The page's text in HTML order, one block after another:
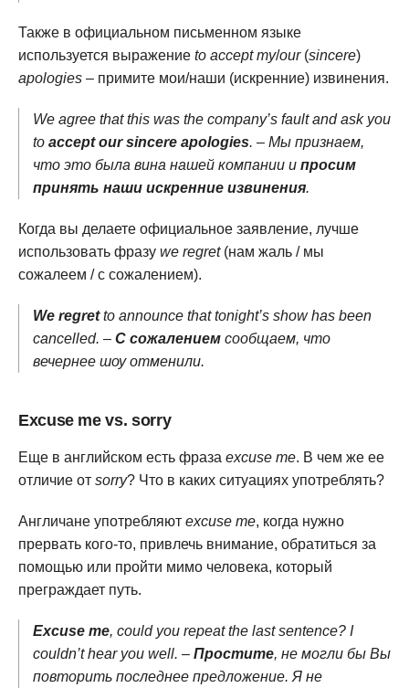
Также в официальном письменном языке
используется выражение to accept my/our(sincere)
apologies – примите мои/наши (искренние) извинения.
We agree that this was the company’s fault and ask you
to accept our sincere apologies. – Мы признаем,
что это была вина нашей компании и просим
принять наши искренние извинения.
Когда вы делаете официальное заявление, лучше
использовать фразу we regret(нам жаль / мы
сожалеем / с сожалением).
We regretto announce that tonight’s show has been
cancelled. – С сожалением сообщаем, что
вечернее шоу отменили.
Excuse me vs. sorry
Еще в английском есть фраза excuse me. В чем же ее
отличие от sorry? Что в каких ситуациях употреблять?
Англичане употребляют excuse me, когда нужно
прервать кого-то, привлечь внимание, обратиться за
помощью или пройти мимо человека, который
преграждает путь.
Excuse me, could you repeat the last sentence? I
couldn’t hear you well. – Простите, не могли бы Вы
повторить последнее предложение. Я не